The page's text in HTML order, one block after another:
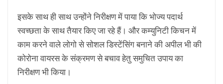
इसके साथ ही साथ उन्होंने निरीक्षण में पाया कि भोज्य पदार्थ
स्वच्छता के साथ तैयार किए जा रहे हैं। और कम्युनिटी किचन में
काम करने वाले लोगो से सोशल डिस्टेंसिंग बनाने की अपील भी की
कोरोना वायरस के संक्रमण से बचाव हेतु समुचित उपाय का
निरीक्षण भी किया।